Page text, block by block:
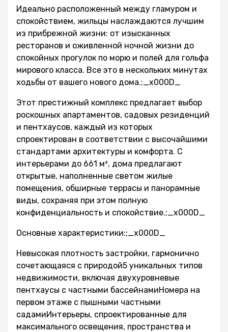
Идеально расположенный между гламуром и
спокойствием, жильцы наслаждаются лучшим
из прибрежной жизни: от изысканных
ресторанов и оживленной ночной жизни до
спокойных прогулок по морю и полей для гольфа
мирового класса. Все это в нескольких минутах
ходьбы от вашего нового дома.;_x000D_
Этот престижный комплекс предлагает выбор
роскошных апартаментов, садовых резиденций
и пентхаусов, каждый из которых
спроектирован в соответствии с высочайшими
стандартами архитектуры и комфорта. С
интерьерами до 661 м², дома предлагают
открытые, наполненные светом жилые
помещения, обширные террасы и панорамные
виды, сохраняя при этом полную
конфиденциальность и спокойствие.;_x000D_
Основные характеристики:;_x000D_
Невысокая плотность застройки, гармонично
сочетающаяся с природой5 уникальных типов
недвижимости, включая двухуровневые
пентхаусы с частными бассейнамиНомера на
первом этаже с пышными частными
садамиИнтерьеры, спроектированные для
максимального освещения, пространства и